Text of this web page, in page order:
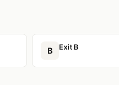
B Exit B